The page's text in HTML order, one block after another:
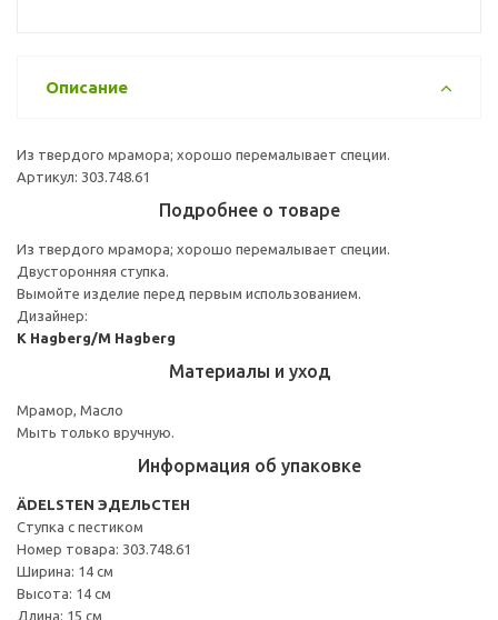
Описание
Из твердого мрамора; хорошо перемалывает специи.
Артикул: 303.748.61
Подробнее о товаре
Из твердого мрамора; хорошо перемалывает специи.
Двусторонняя ступка.
Вымойте изделие перед первым использованием.
Дизайнер:
K Hagberg/M Hagberg
Материалы и уход
Мрамор, Масло
Мыть только вручную.
Информация об упаковке
ÄDELSTEN ЭДЕЛЬСТЕН
Ступка с пестиком
Номер товара: 303.748.61
Ширина: 14 см
Высота: 14 см
Длина: 15 см